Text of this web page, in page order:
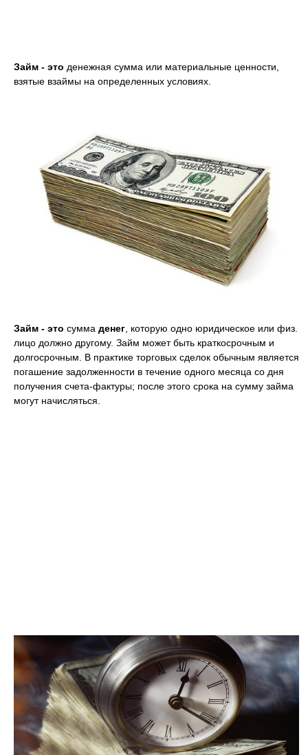
Займ - это денежная сумма или материальные ценности,
взятые взаймы на определенных условиях.
Займ - это сумма денег , которую одно юридическое или физ.
лицо должно другому. Займ может быть краткосрочным и
долгосрочным. В практике торговых сделок обычным является
погашение задолженности в течение одного месяца со дня
получения счета-фактуры; после этого срока на сумму займа
могут начисляться.